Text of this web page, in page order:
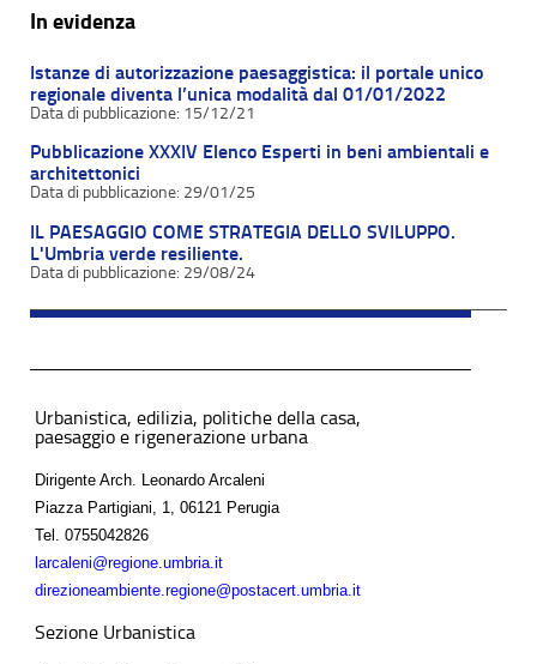
In evidenza
Istanze di autorizzazione paesaggistica: il portale unico
regionale diventa l’unica modalità dal 01/01/2022
15/12/21
Pubblicazione XXXIV Elenco Esperti in beni ambientali e
architettonici
29/01/25
IL PAESAGGIO COME STRATEGIA DELLO SVILUPPO.
L'Umbria verde resiliente.
29/08/24
Urbanistica, edilizia, politiche della casa,
paesaggio e rigenerazione urbana
Dirigente Arch. Leonardo Arcaleni
Piazza Partigiani, 1, 06121 Perugia
Tel. 0755042826
larcaleni@regione.umbria.it
direzioneambiente.regione@postacert.umbria.it
Sezione Urbanistica